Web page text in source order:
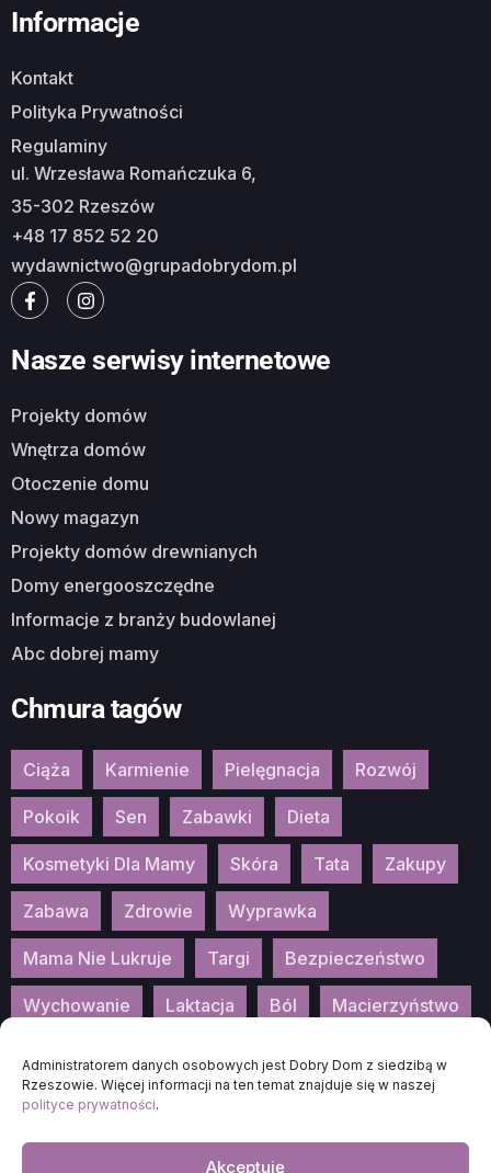
Administratorem danych osobowych jest Dobry Dom z siedzibą w
Rzeszowie. Więcej informacji na ten temat znajduje się w naszej
polityce prywatności.
Akceptuję
Informacje
Kontakt
Polityka Prywatności
Regulaminy
ul. Wrzesława Romańczuka 6,
35-302 Rzeszów
+48 17 852 52 20
wydawnictwo@grupadobrydom.pl
Nasze serwisy internetowe
Projekty domów
Wnętrza domów
Otoczenie domu
Nowy magazyn
Projekty domów drewnianych
Domy energooszczędne
Informacje z branży budowlanej
Abc dobrej mamy
Chmura tagów
Ciąża Karmienie Pielęgnacja Rozwój
Pokoik Sen Zabawki Dieta
Kosmetyki Dla Mamy Skóra Tata Zakupy
Zabawa Zdrowie Wyprawka
Mama Nie Lukruje Targi Bezpieczeństwo
Wychowanie Laktacja Ból Macierzyństwo